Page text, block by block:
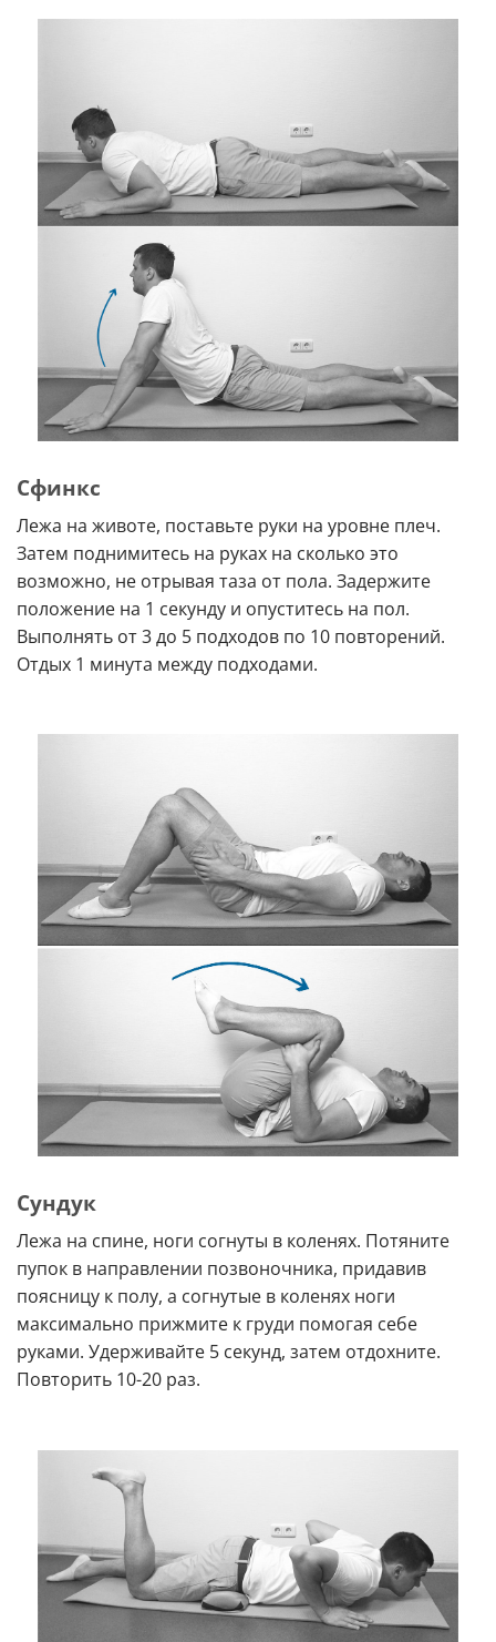
Сфинкс
Лежа на животе, поставьте руки на уровне плеч.
Затем поднимитесь на руках на сколько это
возможно, не отрывая таза от пола. Задержите
положение на 1 секунду и опуститесь на пол.
Выполнять от 3 до 5 подходов по 10 повторений.
Отдых 1 минута между подходами.
Сундук
Лежа на спине, ноги согнуты в коленях. Потяните
пупок в направлении позвоночника, придавив
поясницу к полу, а согнутые в коленях ноги
максимально прижмите к груди помогая себе
руками. Удерживайте 5 секунд, затем отдохните.
Повторить 10-20 раз.